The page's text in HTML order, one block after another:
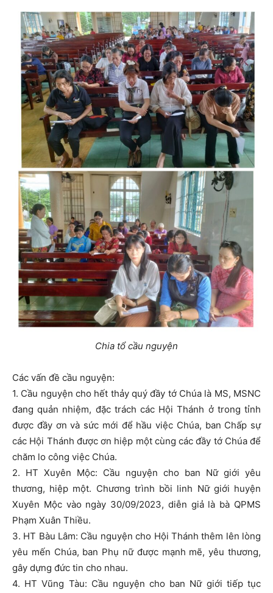
Chia tổ cầu nguyện
Các vấn đề cầu nguyện:
1. Cầu nguyện cho hết thảy quý đầy tớ Chúa là MS, MSNC
đang quản nhiệm, đặc trách các Hội Thánh ở trong tỉnh
được đầy ơn và sức mới để hầu việc Chúa, ban Chấp sự
các Hội Thánh được ơn hiệp một cùng các đầy tớ Chúa để
chăm lo công việc Chúa.
2. HT Xuyên Mộc: Cầu nguyện cho ban Nữ giới yêu
thương, hiệp một. Chương trình bồi linh Nữ giới huyện
Xuyên Mộc vào ngày 30/09/2023, diễn giả là bà QPMS
Phạm Xuân Thiều.
3. HT Bàu Lâm: Cầu nguyện cho Hội Thánh thêm lên lòng
yêu mến Chúa, ban Phụ nữ được mạnh mẽ, yêu thương,
gây dựng đức tin cho nhau.
4. HT Vũng Tàu: Cầu nguyện cho ban Nữ giới tiếp tục